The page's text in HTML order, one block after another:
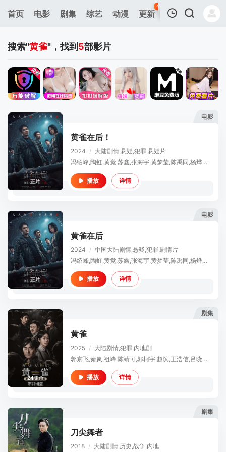
首页 电影 剧集 综艺 动漫 更新
45
热榜 APP
搜索"黄雀"，找到 5部影片
电影
正片
黄雀在后！
2024 / 大陆剧情,悬疑,犯罪,悬疑片
冯绍峰,陶虹,黄觉,苏鑫,张海宇,黄梦莹,陈禹同,杨烨儿,涂松岩,樊登,黄曦彦
播放 详情
电影
正片
黄雀在后
2024 / 中国大陆剧情,悬疑,犯罪,剧情片
冯绍峰,陶虹,黄觉,苏鑫,张海宇,黄梦莹,陈禹同,杨烨儿,涂松岩,樊登,黄曦彦
播放 详情
剧集
24集全
黄雀
2025 / 大陆剧情,犯罪,内地剧
郭京飞,秦岚,祖峰,陈靖可,郭柯宇,赵滨,王浩信,吕晓霖,张皓然,马吟吟,王铮,路宏,郭丞,周政杰,姜大卫,尤勇智,何蓝逗,刘頔,房子斌
播放 详情
剧集
刀尖舞者
2018 / 大陆剧情,历史,战争,内地